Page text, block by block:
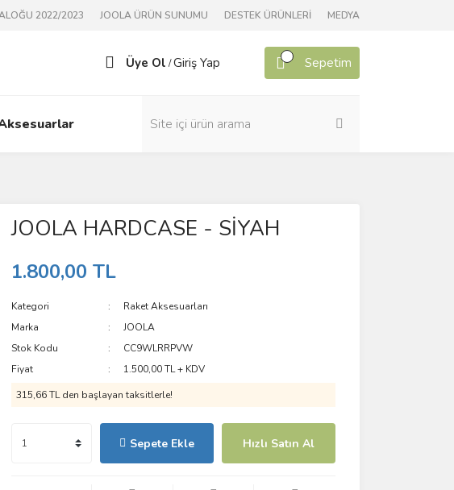
2022/2023 JOOLA ÜRÜN SUNUMU DESTEK ÜRÜNLERİ MEDYA
Üye Ol /Giriş Yap Sepetim
JOOLA HARDCASE - SİYAH
1.800,00 TL
Kategori
Raket Aksesuarları
Marka
JOOLA
Stok Kodu
CC9WLRRPVW
Fiyat
1.500,00 TL + KDV
315,66 TL den başlayan taksitlerle!
Sepete Ekle Hızlı Satın Al